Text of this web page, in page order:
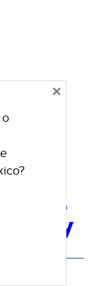
de
y
×